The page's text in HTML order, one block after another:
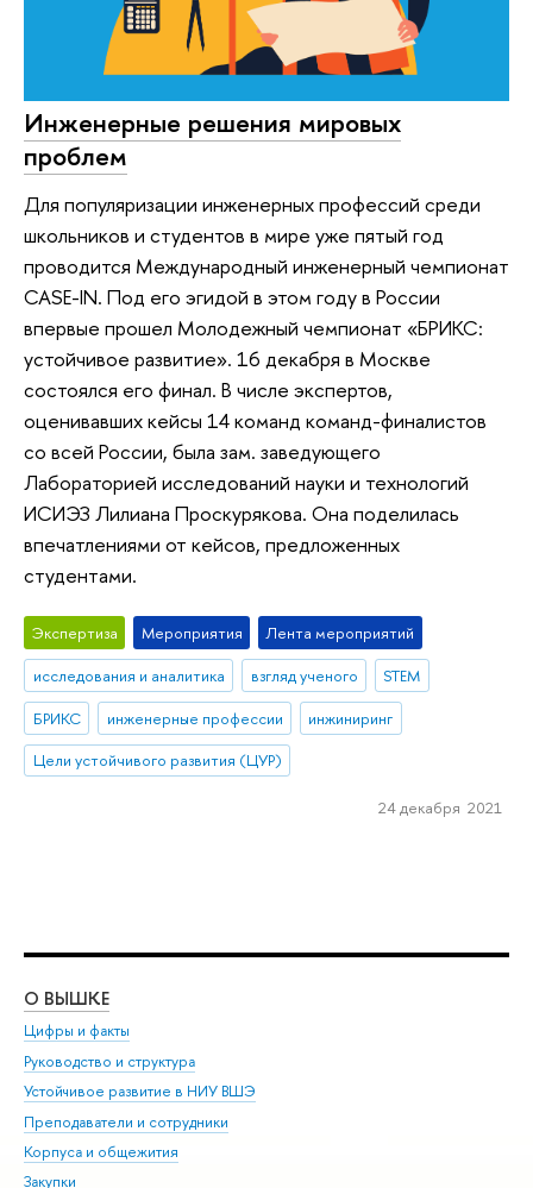
Инженерные решения мировых
проблем
Для популяризации инженерных профессий среди
школьников и студентов в мире уже пятый год
проводится Международный инженерный чемпионат
CASE-IN. Под его эгидой в этом году в России
впервые прошел Молодежный чемпионат «БРИКС:
устойчивое развитие». 16 декабря в Москве
состоялся его финал. В числе экспертов,
оценивавших кейсы 14 команд команд-финалистов
со всей России, была зам. заведующего
Лабораторией исследований науки и технологий
ИСИЭЗ Лилиана Проскурякова. Она поделилась
впечатлениями от кейсов, предложенных
студентами.
Экспертиза Мероприятия
Лента мероприятий
исследования и аналитика
взгляд ученого
STEM
БРИКС
инженерные профессии
инжиниринг
Цели устойчивого развития (ЦУР)
24 декабря 2021
О ВЫШКЕ
Цифры и факты
Руководство и структура
Устойчивое развитие в НИУ ВШЭ
Преподаватели и сотрудники
Корпуса и общежития
Закупки